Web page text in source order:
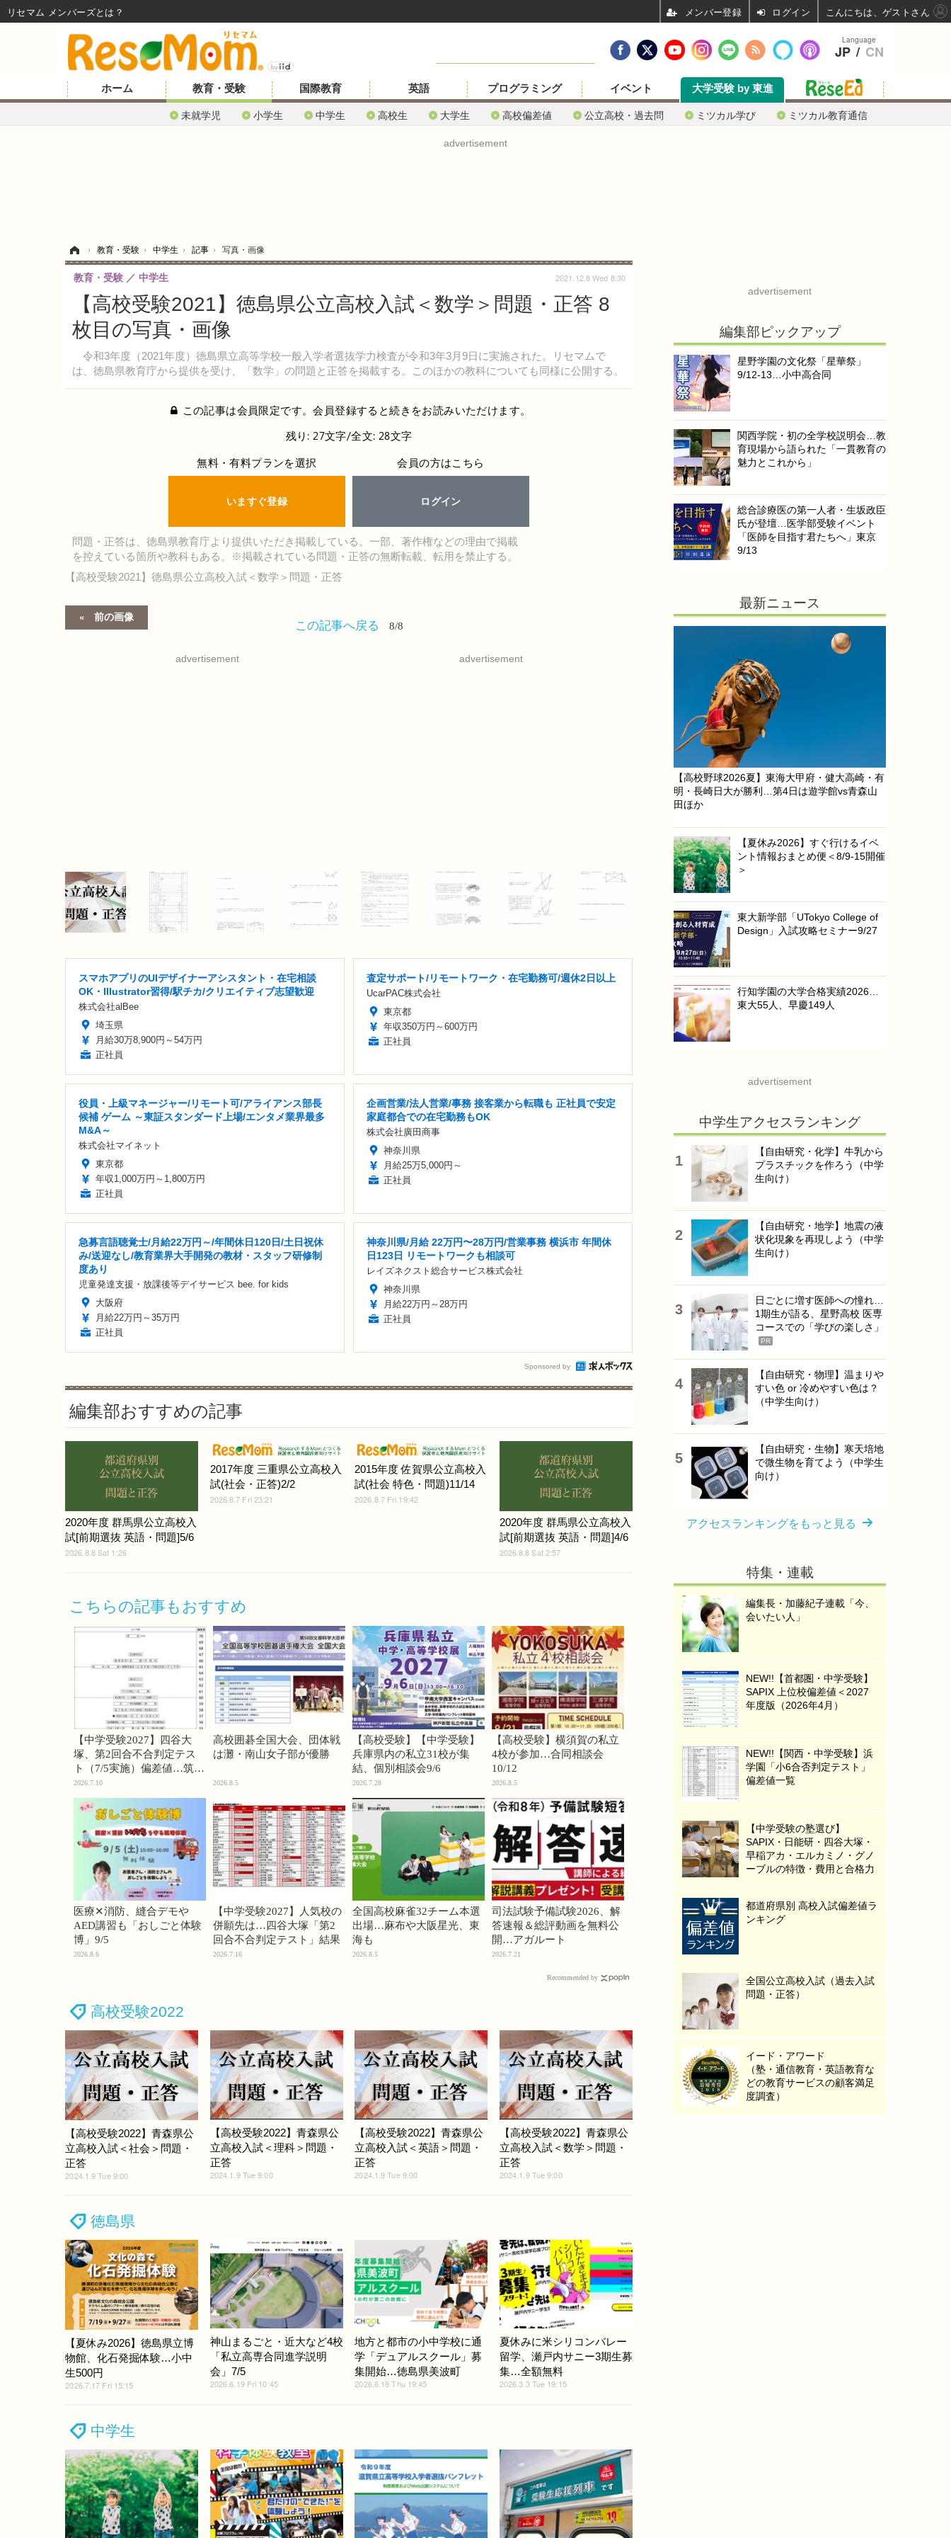
ホーム 教育・受験
未就学児 小学生 中学生 高校生 大学生 高校偏差値 公立高校・過去問 ミツカル学び ミツカル教育通信
国際教育 英語 プログラミング イベント 大学受験 by 東進
advertisement
› 教育・受験 › 中学生 › 記事 › 写真・画像
【高校受験2021】徳島県公立高校入試＜数学＞問題・正答 8
枚目の写真・画像
令和3年度（2021年度）徳島県立高等学校一般入学者選抜学力検査が令和3年3月9日に実施された。リセマムで
は、徳島県教育庁から提供を受け、「数学」の問題と正答を掲載する。このほかの教科についても同様に公開する。
教育・受験 中学生 2021.12.8 Wed 8:30
この記事は会員限定です。会員登録すると続きをお読みいただけます。
残り: 27文字/全文: 28文字
無料・有料プランを選択
いますぐ登録
会員の方はこちら
ログイン
問題・正答は、徳島県教育庁より提供いただき掲載している。一部、著作権などの理由で掲載
を控えている箇所や教科もある。※掲載されている問題・正答の無断転載、転用を禁止する。
【高校受験2021】徳島県公立高校入試＜数学＞問題・正答
前の画像
この記事へ戻る 8/8
advertisement advertisement
スマホアプリのUIデザイナーアシスタント・在宅相談
OK・Illustrator習得/駅チカ/クリエイティブ志望歓迎
株式会社alBee
埼玉県
月給30万8,900円～54万円
正社員
査定サポート/リモートワーク・在宅勤務可/週休2日以上
UcarPAC株式会社
東京都
年収350万円～600万円
正社員
役員・上級マネージャー/リモート可/アライアンス部長
候補 ゲーム ～東証スタンダード上場/エンタメ業界最多
M&A～
株式会社マイネット
東京都
年収1,000万円～1,800万円
正社員
企画営業/法人営業/事務 接客業から転職も 正社員で安定
家庭都合での在宅勤務もOK
株式会社廣田商事
神奈川県
月給25万5,000円～
正社員
急募言語聴覚士/月給22万円～/年間休日120日/土日祝休
み/送迎なし/教育業界大手開発の教材・スタッフ研修制
度あり
児童発達支援・放課後等デイサービス bee. for kids
大阪府
月給22万円～35万円
正社員
神奈川県/月給 22万円〜28万円/営業事務 横浜市 年間休
日123日 リモートワークも相談可
レイズネクスト総合サービス株式会社
神奈川県
月給22万円～28万円
正社員
Sponsored by
編集部おすすめの記事
2020年度 群馬県公立高校入
試[前期選抜 英語・問題]5/6
2026.8.8 Sat 1:26
2017年度 三重県公立高校入
試(社会・正答)2/2
2026.8.7 Fri 23:21
2015年度 佐賀県公立高校入
試(社会 特色・問題)11/14
2026.8.7 Fri 19:42
2020年度 群馬県公立高校入
試[前期選抜 英語・問題]4/6
2026.8.8 Sat 2:57
こちらの記事もおすすめ
【中学受験2027】四谷大
塚、第2回合不合判定テス
ト（7/5実施）偏差値…筑駒
74・桜蔭70＜PR＞
2026.7.10
高校囲碁全国大会、団体戦
は灘・南山女子部が優勝
2026.8.5
【高校受験】【中学受験】
兵庫県内の私立31校が集
結、個別相談会9/6
2026.7.28
【高校受験】横須賀の私立
4校が参加…合同相談会
10/12
2026.8.5
医療✕消防、縫合デモや
AED講習も「おしごと体験
博」9/5
2026.8.6
【中学受験2027】人気校の
併願先は…四谷大塚「第2
回合不合判定テスト」結果
2026.7.16
全国高校麻雀32チーム本選
出場…麻布や大阪星光、東
海も
2026.8.5
司法試験予備試験2026、解
答速報＆総評動画を無料公
開…アガルート
2026.7.21
Recommended by
高校受験2022
【高校受験2022】青森県公
立高校入試＜社会＞問題・
正答
2024.1.9 Tue 9:00
【高校受験2022】青森県公
立高校入試＜理科＞問題・
正答
2024.1.9 Tue 9:00
【高校受験2022】青森県公
立高校入試＜英語＞問題・
正答
2024.1.9 Tue 9:00
【高校受験2022】青森県公
立高校入試＜数学＞問題・
正答
2024.1.9 Tue 9:00
徳島県
【夏休み2026】徳島県立博
物館、化石発掘体験…小中
生500円
2026.7.17 Fri 15:15
神山まるごと・近大など4校
「私立高専合同進学説明
会」7/5
2026.6.19 Fri 10:45
地方と都市の小中学校に通
学「デュアルスクール」募
集開始…徳島県美波町
2026.6.18 Thu 19:45
夏休みに米シリコンバレー
留学、瀬戸内サニー3期生募
集…全額無料
2026.3.3 Tue 19:15
中学生
advertisement
編集部ピックアップ
星野学園の文化祭「星華祭」
9/12-13…小中高合同
関西学院・初の全学校説明会…教
育現場から語られた「一貫教育の
魅力とこれから」
総合診療医の第一人者・生坂政臣
氏が登壇…医学部受験イベント
「医師を目指す君たちへ」東京
9/13
最新ニュース
【高校野球2026夏】東海大甲府・健大高崎・有
明・長崎日大が勝利…第4日は遊学館vs青森山
田ほか
【夏休み2026】すぐ行けるイベ
ント情報おまとめ便＜8/9-15開催
＞
東大新学部「UTokyo College of
Design」入試攻略セミナー9/27
行知学園の大学合格実績2026…
東大55人、早慶149人
advertisement
中学生アクセスランキング
【自由研究・化学】牛乳から
プラスチックを作ろう（中学
生向け）
【自由研究・地学】地震の液
状化現象を再現しよう（中学
生向け）
日ごとに増す医師への憧れ…
1期生が語る、星野高校 医専
コースでの「学びの楽しさ」
PR
【自由研究・物理】温まりや
すい色 or 冷めやすい色は？
（中学生向け）
【自由研究・生物】寒天培地
で微生物を育てよう（中学生
向け）
アクセスランキングをもっと見る
特集・連載
編集長・加藤紀子連載「今、
会いたい人」
NEW!!【首都圏・中学受験】
SAPIX 上位校偏差値＜2027
年度版（2026年4月）
NEW!!【関西・中学受験】浜
学園「小6合否判定テスト」
偏差値一覧
【中学受験の塾選び】
SAPIX・日能研・四谷大塚・
早稲アカ・エルカミノ・グノ
ーブルの特徴・費用と合格力
都道府県別 高校入試偏差値ラ
ンキング
全国公立高校入試（過去入試
問題・正答）
イード・アワード
（塾・通信教育・英語教育な
どの教育サービスの顧客満足
度調査）
Language
JP / CN
リセマム メンバーズ ログイン こんにちは、ゲストさん